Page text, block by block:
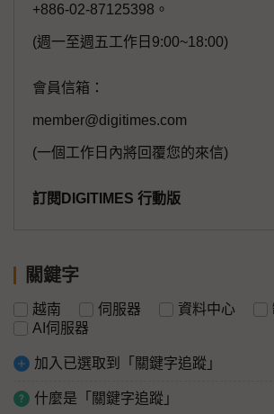
+886-02-87125398。
(週一至週五工作日9:00~18:00)
會員信箱：
member@digitimes.com
(一個工作日內將回覆您的來信)
訂閱DIGITIMES 行動版
關鍵字
越南 伺服器 資料中心
AI伺服器
加入已選取到「關鍵字追蹤」
什麼是「關鍵字追蹤」